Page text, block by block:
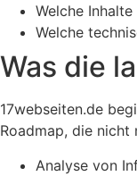
Welche
Welche
Was die
17webseiten.de
Roadmap, die nicht
Analyse von